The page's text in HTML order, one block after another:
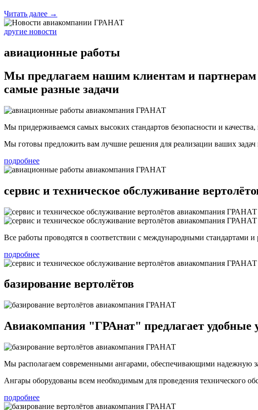
Читать далее →
другие новости
авиационные работы
Мы предлагаем нашим клиентам и
самые разные задачи
Мы придерживаемся самых высоких стандартов безопасности и
Мы готовы предложить вам лучшие решения для реализации ваших
подробнее
сервис и техническое обслуживание
Все работы проводятся в соответствии с международными стандартами и
подробнее
базирование вертолётов
Авиакомпания "ГРАнат" предлагает удобные
Мы располагаем современными ангарами, обеспечивающими надежную
Ангары оборудованы всем необходимым для проведения технического
подробнее